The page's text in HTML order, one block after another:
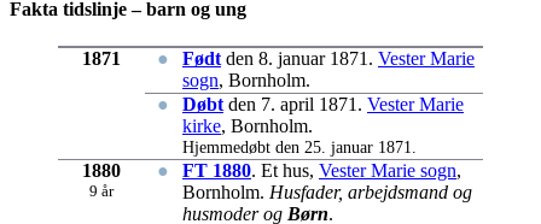
Fakta tidslinje – barn og ung
1871 ● Født den 8. januar 1871. Vester Marie
sogn, Bornholm.
●
Døbt den 7. april 1871. Vester Marie
kirke, Bornholm.
Hjemmedøbt den 25. januar 1871.
1880
9 år
● FT 1880. Et hus, Vester Marie sogn,
Bornholm. Husfader, arbejdsmand og
husmoder og Børn.